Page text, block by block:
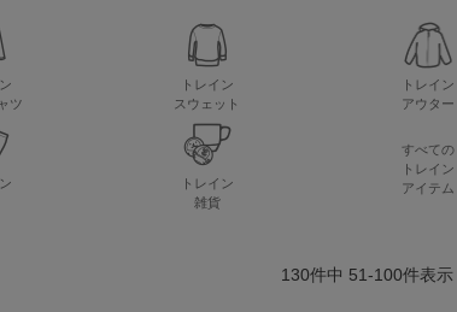
ツ
トレイン
スウェット
トレイン
アウター
トレイン
雑貨
すべての
トレイン
アイテム
130件中 51-100件表示